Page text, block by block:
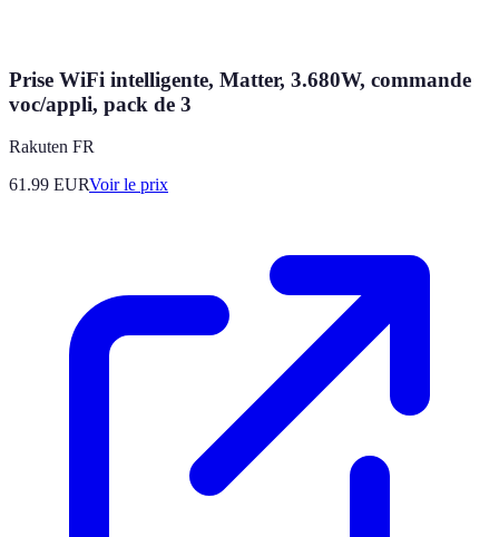
Prise WiFi intelligente, Matter, 3.680W, commande
voc/appli, pack de 3
Rakuten FR
61.99 EURVoir le prix